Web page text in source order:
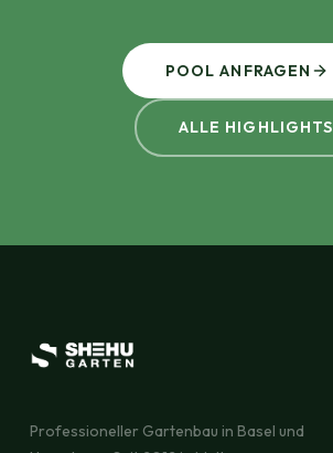
POOL ANFRAGEN
ALLE HIGHLIGHTS
Professioneller Gartenbau in Basel und